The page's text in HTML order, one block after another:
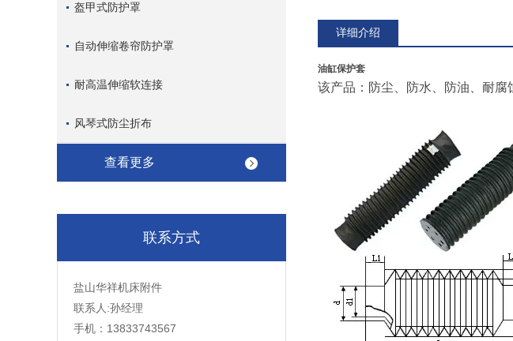
盔甲式防护罩
自动伸缩卷帘防护罩
耐高温伸缩软连接
风琴式防尘折布
查看更多
联系方式
盐山华祥机床附件
联系人:孙经理
手机：13833743567
详细介绍
油缸保护套
该产品：防尘、防水、防油、耐腐